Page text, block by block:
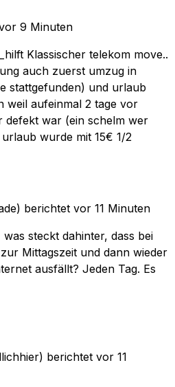
9 Minuten
Klassischer telekom move..
auch zuerst umzug in
stattgefunden) und urlaub
weil aufeinmal 2 tage vor
defekt war (ein schelm wer
wurde mit 15€ 1/2
berichtet vor 11 Minuten
was steckt dahinter, dass bei
Mittagszeit und dann wieder
ausfällt? Jeden Tag. Es
berichtet vor 11